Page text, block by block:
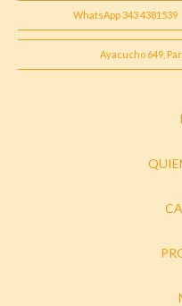
WhatsApp 343 4381539
Ayacucho 649,